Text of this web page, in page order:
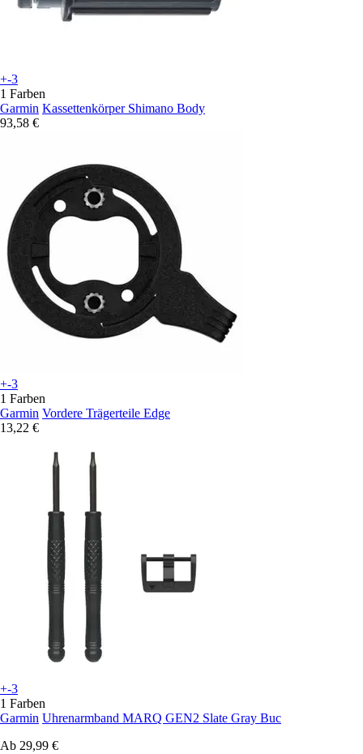
+-3
1 Farben
Garmin Kassettenkörper Shimano Body
93,58 €
+-3
1 Farben
Garmin Vordere Trägerteile Edge
13,22 €
+-3
1 Farben
Garmin Uhrenarmband MARQ GEN2 Slate Gray Buc
Ab 29,99 €